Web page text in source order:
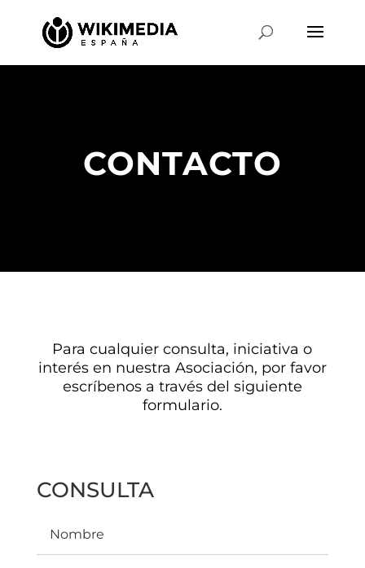
CONTACTO
Para cualquier consulta, iniciativa o
interés en nuestra Asociación, por favor
escríbenos a través del siguiente
formulario.
CONSULTA